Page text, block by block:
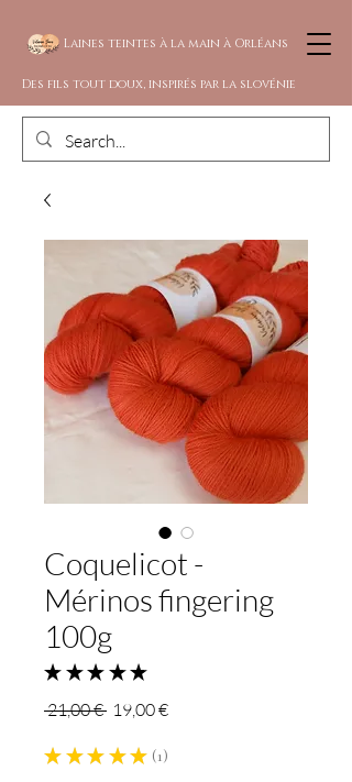
Laines teintes à la main à Orléans
Des fils tout doux, inspirés par la slovénie
Coquelicot -
Mérinos fingering
100g
★ ★ ★ ★ ★
21,00 € Prix
19,00 €Prix
★ ★ ★ ★ ★ 1
1